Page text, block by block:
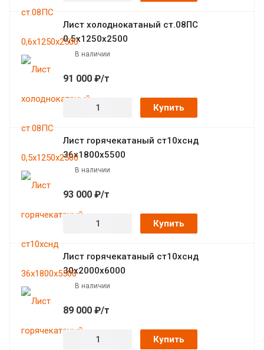
Лист холоднокатаный ст.08ПС
0,5х1250х2500
В наличии
91 000 ₽/т
Купить
Лист горячекатаный ст10хснд
36х1800х5500
В наличии
93 000 ₽/т
Купить
Лист горячекатаный ст10хснд
30х2000х6000
В наличии
89 000 ₽/т
Купить